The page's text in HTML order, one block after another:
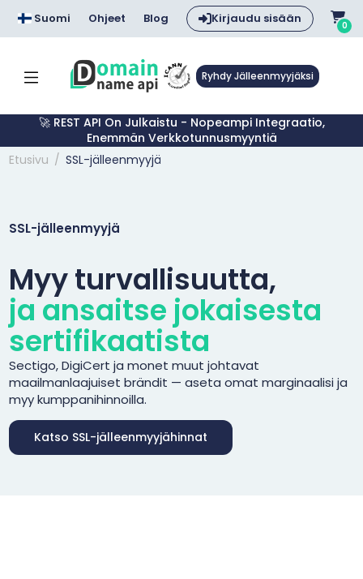
Suomi Ohjeet Blog Kirjaudu sisään 0
Ryhdy Jälleenmyyjäksi
🚀 REST API On Julkaistu - Nopeampi Integraatio,
Enemmän Verkkotunnusmyyntiä
Etusivu
SSL-jälleenmyyjä
SSL-jälleenmyyjä
Myy turvallisuutta,
ja ansaitse jokaisesta
sertifikaatista
Sectigo, DigiCert ja monet muut johtavat
maailmanlaajuiset brändit — aseta omat marginaalisi ja
myy kumppanihinnoilla.
Katso SSL-jälleenmyyjähinnat